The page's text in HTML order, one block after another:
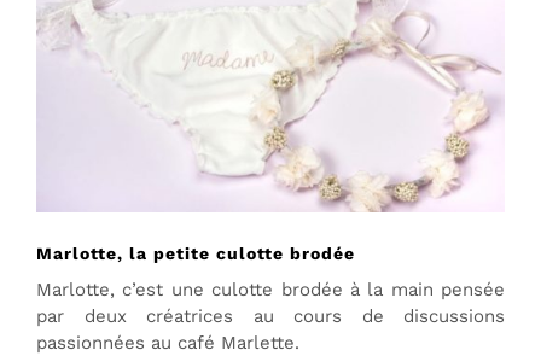
Marlotte, la petite culotte brodée
Marlotte, c’est une culotte brodée à la main pensée
par deux créatrices au cours de discussions
passionnées au café Marlette.